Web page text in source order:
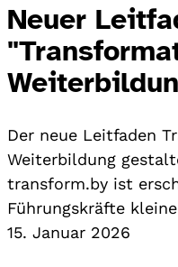
Neuer
Der neue Leitfaden
Weiterbildung
transform.by ist
Führungskräfte
15. Januar 2026